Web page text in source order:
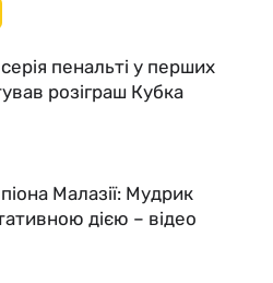
пенальті у перших
розіграш Кубка
Малазії: Мудрик
дією – відео